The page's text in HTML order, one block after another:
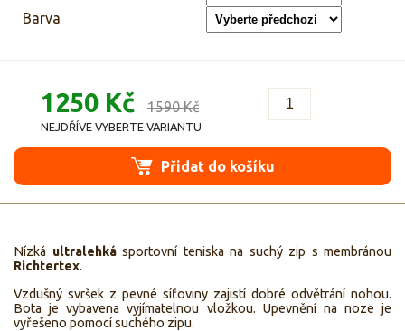
Barva
1250 Kč 1590 Kč
NEJDŘÍVE VYBERTE VARIANTU
Přidat do košíku
Nízká ultralehká sportovní teniska na suchý zip s membránou
Richtertex.
Vzdušný svršek z pevné síťoviny zajistí dobré odvětrání nohou.
Bota je vybavena vyjímatelnou vložkou. Upevnění na noze je
vyřešeno pomocí suchého zipu.